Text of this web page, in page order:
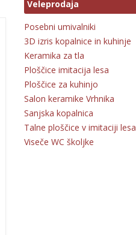
Veleprodaja
Posebni umivalniki
3D izris kopalnice in kuhinje
Keramika za tla
Ploščice imitacija lesa
Ploščice za kuhinjo
Salon keramike Vrhnika
Sanjska kopalnica
Talne ploščice v imitaciji lesa
Viseče WC školjke